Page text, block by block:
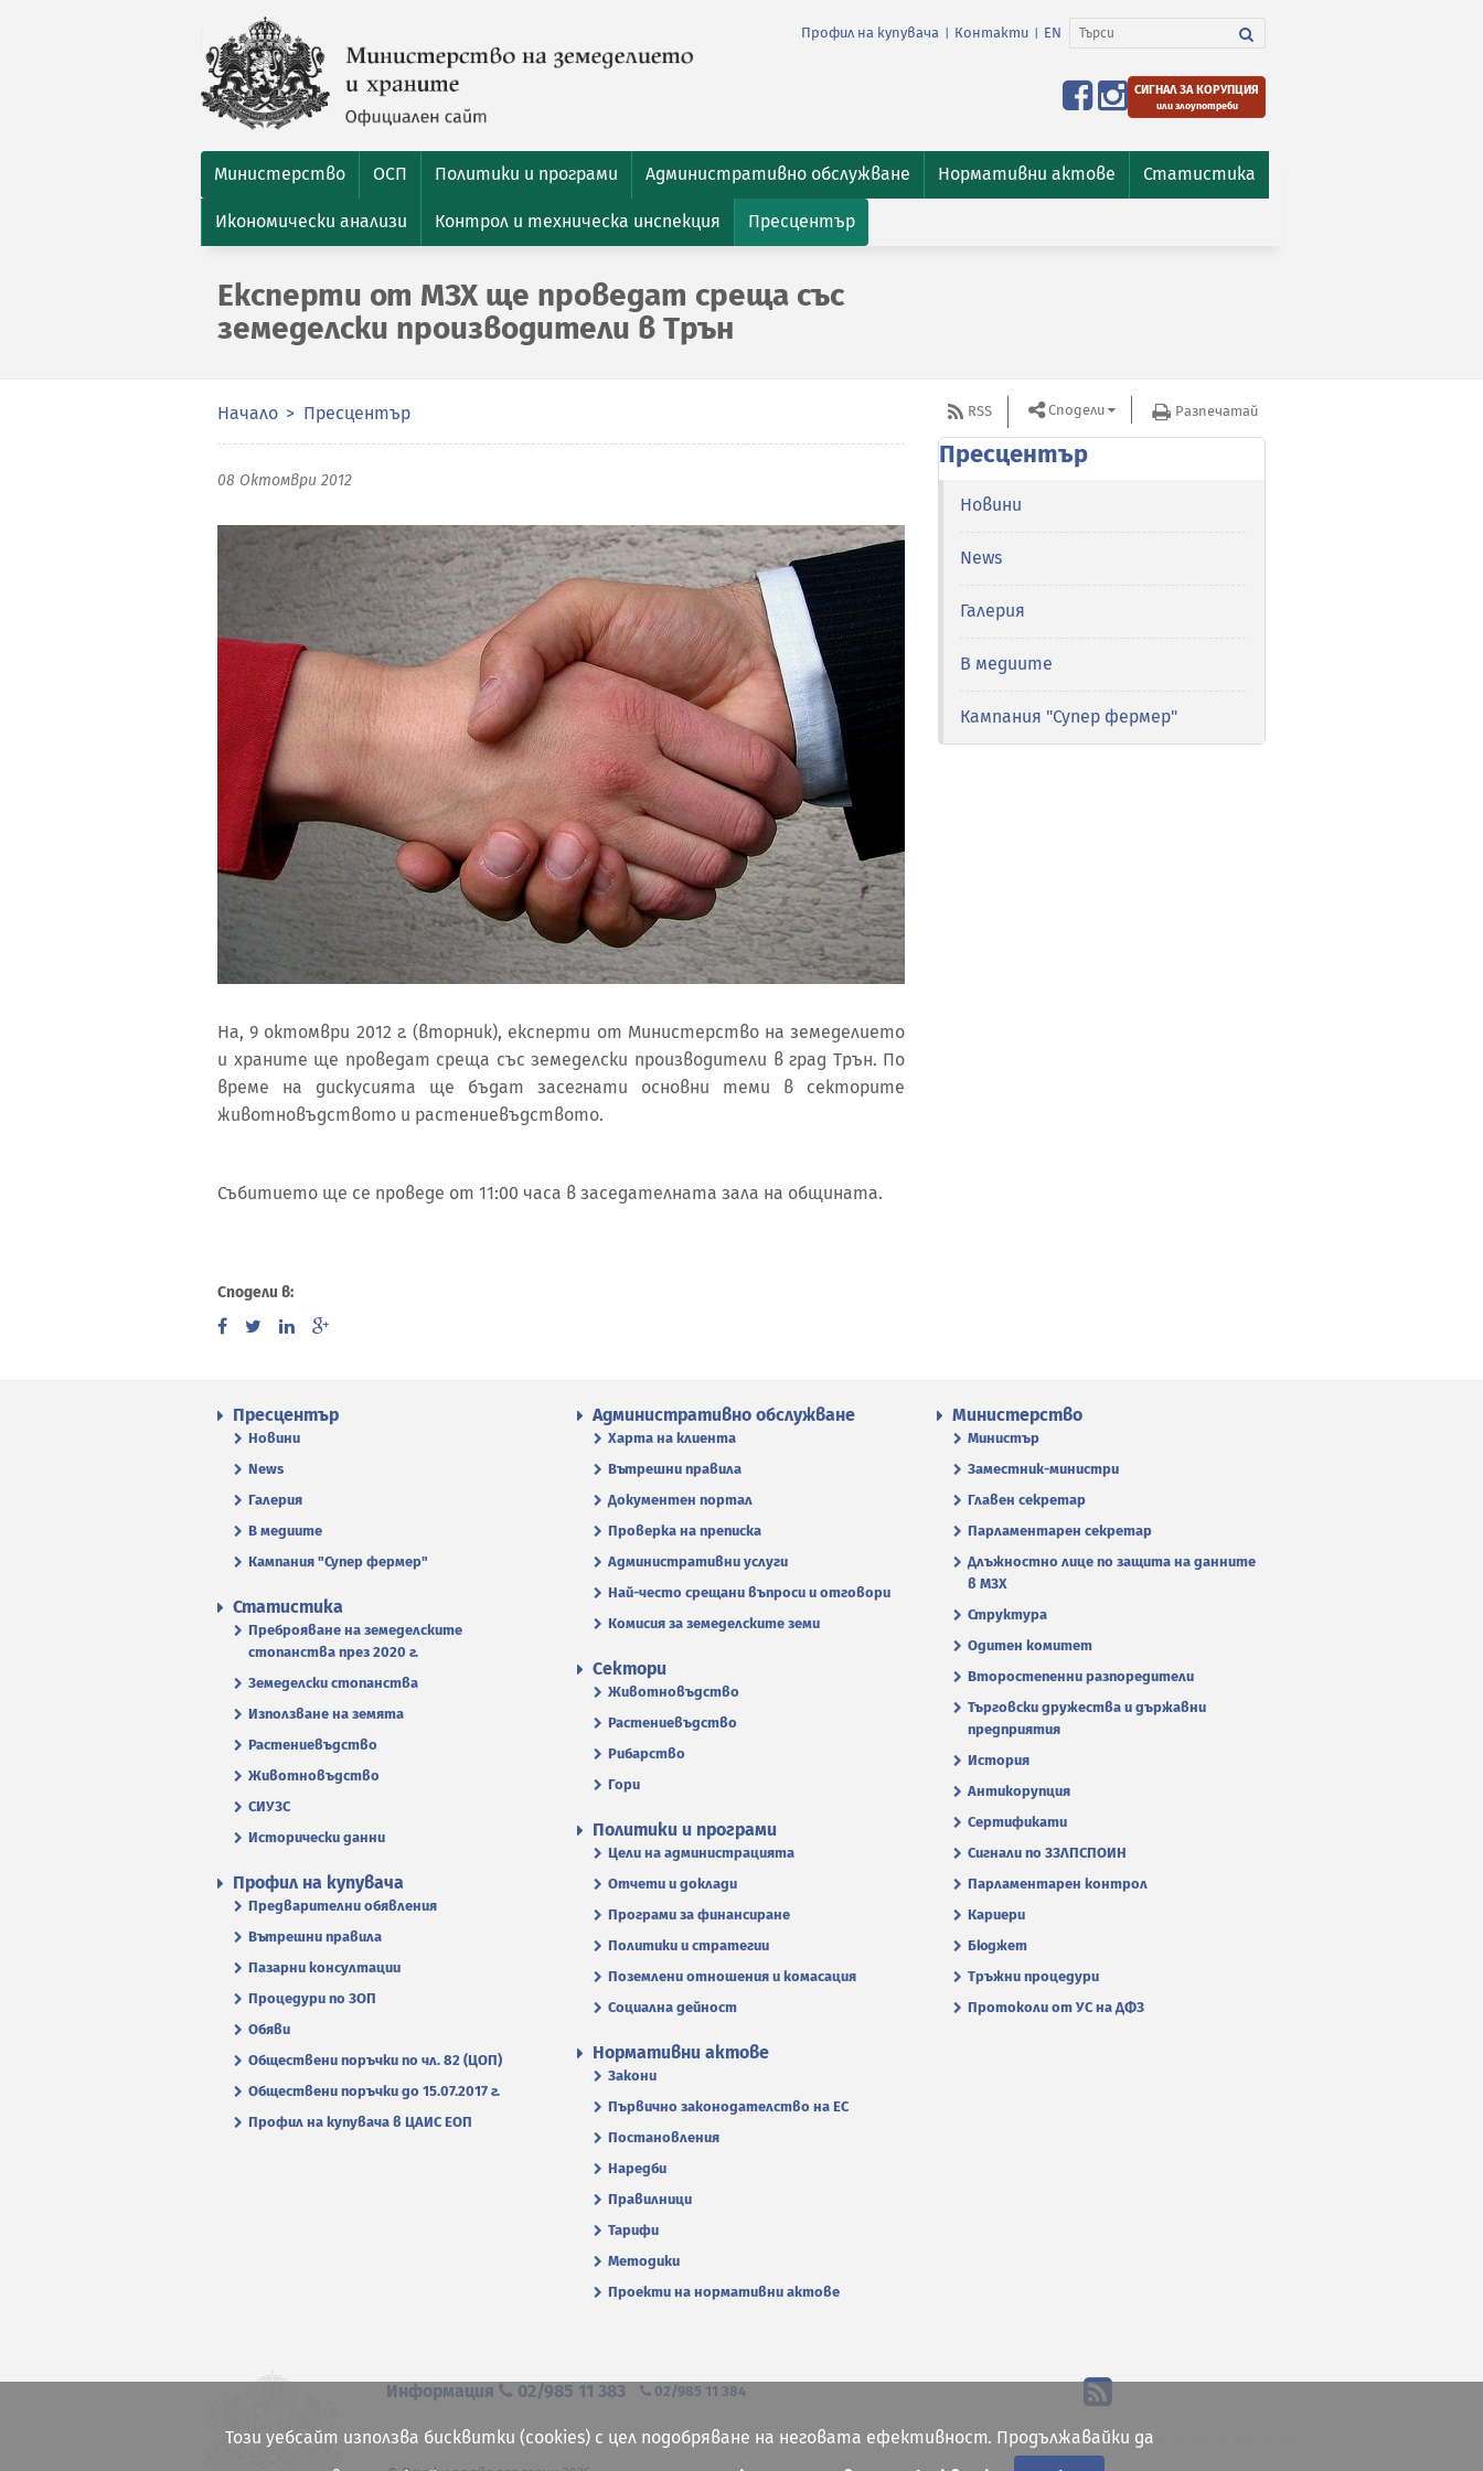
Профил на купувача Контакти EN
СИГНАЛ ЗА КОРУПЦИЯ
или злоупотреби
Министерство ОСП Политики и програми Административно обслужване Нормативни актове Статистика
Икономически анализи Контрол и техническа инспекция Пресцентър
Експерти от МЗХ ще проведат среща със
земеделски производители в Трън
Начало Пресцентър
08 Октомври 2012
На, 9 октомври 2012 г. (вторник), експерти от Министерство на земеделието
и храните ще проведат среща със земеделски производители в град Трън. По
време на дискусията ще бъдат засегнати основни теми в секторите
животновъдството и растениевъдството.
Събитието ще се проведе от 11:00 часа в заседателната зала на общината.
Сподели в:
RSS Сподели Разпечатай
Пресцентър
Новини
News
Галерия
В медиите
Кампания "Супер фермер"
Пресцентър
Новини
News
Галерия
В медиите
Кампания "Супер фермер"
Административно обслужване
Харта на клиента
Вътрешни правила
Документен портал
Проверка на преписка
Административни услуги
Най-често срещани въпроси и отговори
Комисия за земеделските земи
Министерство
Министър
Заместник-министри
Главен секретар
Парламентарен секретар
Длъжностно лице по защита на данните
в МЗХ
Структура
Одитен комитет
Второстепенни разпоредители
Търговски дружества и държавни
предприятия
История
Антикорупция
Сертификати
Сигнали по ЗЗЛПСПОИН
Парламентарен контрол
Кариери
Бюджет
Тръжни процедури
Протоколи от УС на ДФЗ
Статистика
Преброяване на земеделските
стопанства през 2020 г.
Земеделски стопанства
Използване на земята
Растениевъдство
Животновъдство
СИУЗС
Исторически данни
Сектори
Животновъдство
Растениевъдство
Рибарство
Гори
Политики и програми
Цели на администрацията
Отчети и доклади
Програми за финансиране
Политики и стратегии
Поземлени отношения и комасация
Социална дейност
Профил на купувача
Предварителни обявления
Вътрешни правила
Пазарни консултации
Процедури по ЗОП
Обяви
Обществени поръчки по чл. 82 (ЦОП)
Обществени поръчки до 15.07.2017 г.
Профил на купувача в ЦАИС ЕОП
Нормативни актове
Закони
Първично законодателство на ЕС
Постановления
Наредби
Правилници
Тарифи
Методики
Проекти на нормативни актове
Информация 02/985 11 383 02/985 11 384
Този уебсайт използва бисквитки (cookies) с цел подобряване на неговата ефективност. Продължавайки да